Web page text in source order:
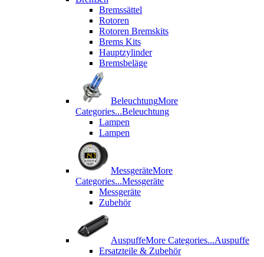
Bremssättel
Rotoren
Rotoren Bremskits
Brems Kits
Hauptzylinder
Bremsbeläge
BeleuchtungMore
Categories...Beleuchtung
Lampen
Lampen
MessgeräteMore
Categories...Messgeräte
Messgeräte
Zubehör
AuspuffeMore Categories...Auspuffe
Ersatzteile & Zubehör